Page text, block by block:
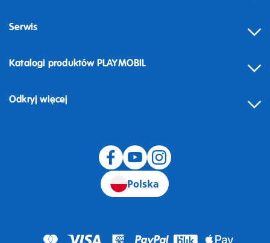
Serwis
Odstąpienie od umowy
Katalogi produktów PLAYMOBIL
Odkryj więcej
Polska